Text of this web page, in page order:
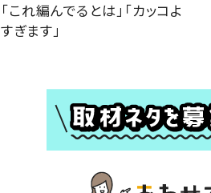
「これ編んでるとは」「カッコよ
すぎます」